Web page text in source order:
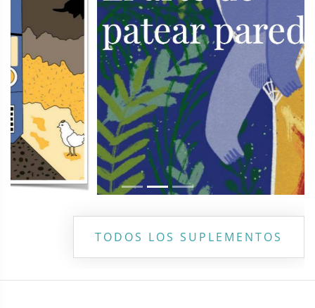
TODOS LOS SUPLEMENTOS